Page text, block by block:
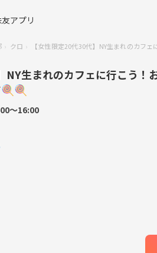
アプリ
クロ 【女性限定20代30代】NY生まれのカフ
NY生まれのカフェに行こう！
〜16:00